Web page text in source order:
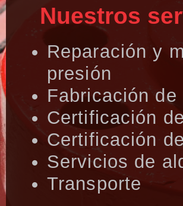
Nuestros
Reparación y
presión
Fabricación
Certificación
Certificación
Servicios de
Transporte